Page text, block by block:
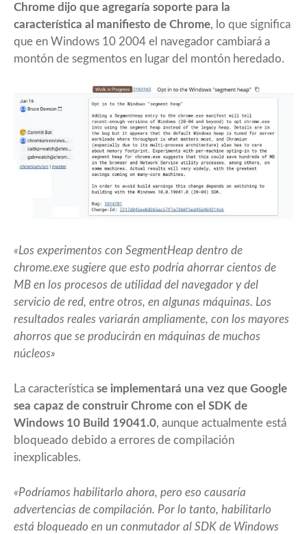
Chrome dijo que agregaría soporte para la
característica al manifiesto de Chrome, lo que significa
que en Windows 10 2004 el navegador cambiará a
montón de segmentos en lugar del montón heredado.
«Los experimentos con SegmentHeap dentro de
chrome.exe sugiere que esto podría ahorrar cientos de
MB en los procesos de utilidad del navegador y del
servicio de red, entre otros, en algunas máquinas. Los
resultados reales variarán ampliamente, con los mayores
ahorros que se producirán en máquinas de muchos
núcleos»
La característica se implementará una vez que Google
sea capaz de construir Chrome con el SDK de
Windows 10 Build 19041.0, aunque actualmente está
bloqueado debido a errores de compilación
inexplicables.
«Podríamos habilitarlo ahora, pero eso causaría
advertencias de compilación. Por lo tanto, habilitarlo
está bloqueado en un conmutador al SDK de Windows